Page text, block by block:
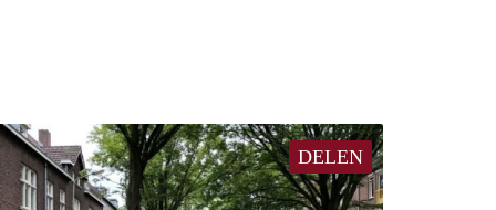
DELEN